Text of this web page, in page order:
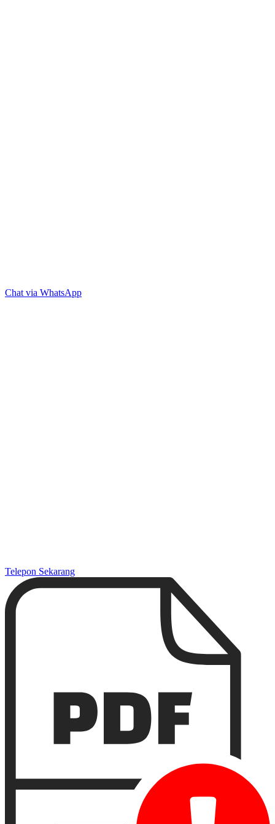
Chat via WhatsApp
Telepon Sekarang